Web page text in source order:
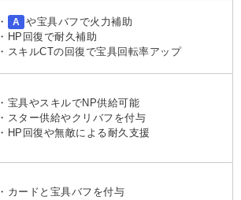
・ A や宝具バフで火力補助
・HP回復で耐久補助
・スキルCTの回復で宝具回転率アップ
・宝具やスキルでNP供給可能
・スター供給やクリバフを付与
・HP回復や無敵による耐久支援
・カードと宝具バフを付与